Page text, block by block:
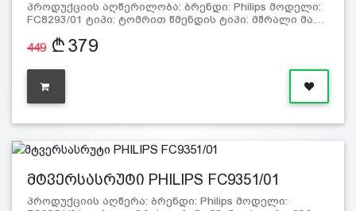
პროდუქციის აღწერილობა: ბრენდი: Philips მოდელი:
FC8293/01 ტიპი: ტომრით წმენდის ტიპი: მშრალი მა…
449 379
მტვერსასრუტი PHILIPS FC9351/01
პროდუქციის აღწერა: ბრენდი: Philips მოდელი: